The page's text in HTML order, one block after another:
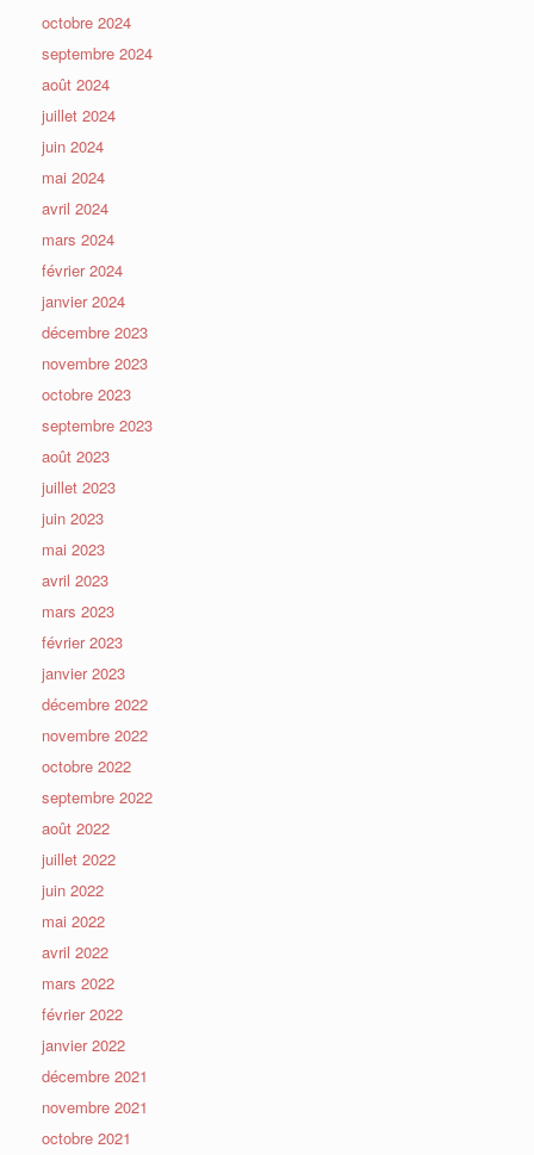
octobre 2024
septembre 2024
août 2024
juillet 2024
juin 2024
mai 2024
avril 2024
mars 2024
février 2024
janvier 2024
décembre 2023
novembre 2023
octobre 2023
septembre 2023
août 2023
juillet 2023
juin 2023
mai 2023
avril 2023
mars 2023
février 2023
janvier 2023
décembre 2022
novembre 2022
octobre 2022
septembre 2022
août 2022
juillet 2022
juin 2022
mai 2022
avril 2022
mars 2022
février 2022
janvier 2022
décembre 2021
novembre 2021
octobre 2021